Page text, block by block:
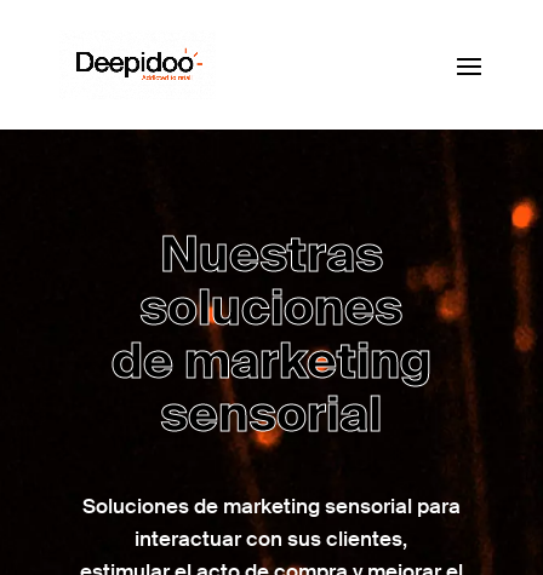
Nuestras
soluciones
de marketing
sensorial
Soluciones de marketing sensorial para
interactuar con sus clientes,